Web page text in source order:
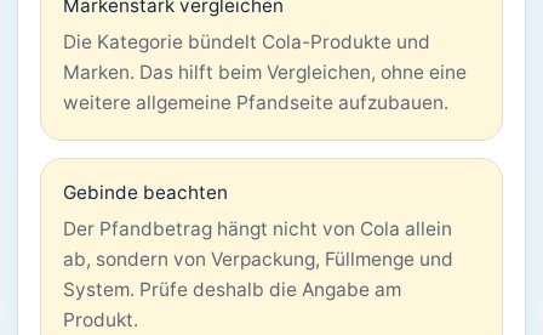
Markenstark vergleichen
Die Kategorie bündelt Cola-Produkte und
Marken. Das hilft beim Vergleichen, ohne eine
weitere allgemeine Pfandseite aufzubauen.
Gebinde beachten
Der Pfandbetrag hängt nicht von Cola allein
ab, sondern von Verpackung, Füllmenge und
System. Prüfe deshalb die Angabe am
Produkt.